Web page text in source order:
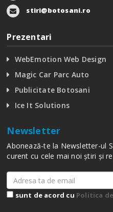
stiri@botosani.ro
Prezentari
WebEmotion Web Design
Magic Car Parc Auto
Publicitate Botosani
Ice It Solutions
Newsletter
Abonează-te la Newsletter-ul
curent cu cele mai noi știri și
sunt de acord cu Politica